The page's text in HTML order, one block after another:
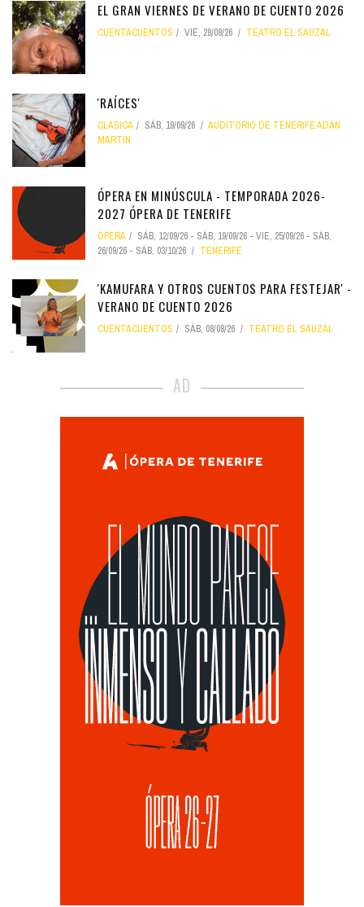
EL GRAN VIERNES DE VERANO DE CUENTO 2026
CUENTACUENTOS VIE, 28/08/26 TEATRO EL SAUZAL
'RAÍCES'
CLÁSICA SÁB, 19/09/26
AUDITORIO DE TENERIFE ADÁN
MARTÍN
ÓPERA EN MINÚSCULA - TEMPORADA 2026-
2027 ÓPERA DE TENERIFE
ÓPERA SÁB, 12/09/26 - SÁB, 19/09/26 - VIE, 25/09/26 - SÁB,
26/09/26 - SÁB, 03/10/26 TENERIFE
'KAMUFARA Y OTROS CUENTOS PARA FESTEJAR' -
VERANO DE CUENTO 2026
CUENTACUENTOS SÁB, 08/08/26 TEATRO EL SAUZAL
AD